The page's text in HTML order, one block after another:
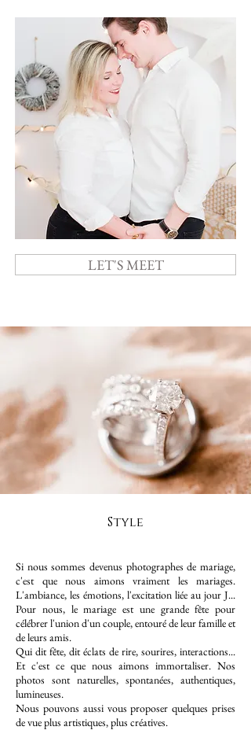
LET'S MEET
Style
Si nous sommes devenus photographes de mariage,
c'est que nous aimons vraiment les mariages.
L'ambiance, les émotions, l'excitation liée au jour J...
Pour nous, le mariage est une grande fête pour
célébrer l'union d'un couple, entouré de leur famille et
de leurs amis.
Qui dit fête, dit éclats de rire, sourires, interactions...
Et c'est ce que nous aimons immortaliser. Nos
photos sont naturelles, spontanées, authentiques,
lumineuses.
Nous pouvons aussi vous proposer quelques prises
de vue plus artistiques, plus créatives.